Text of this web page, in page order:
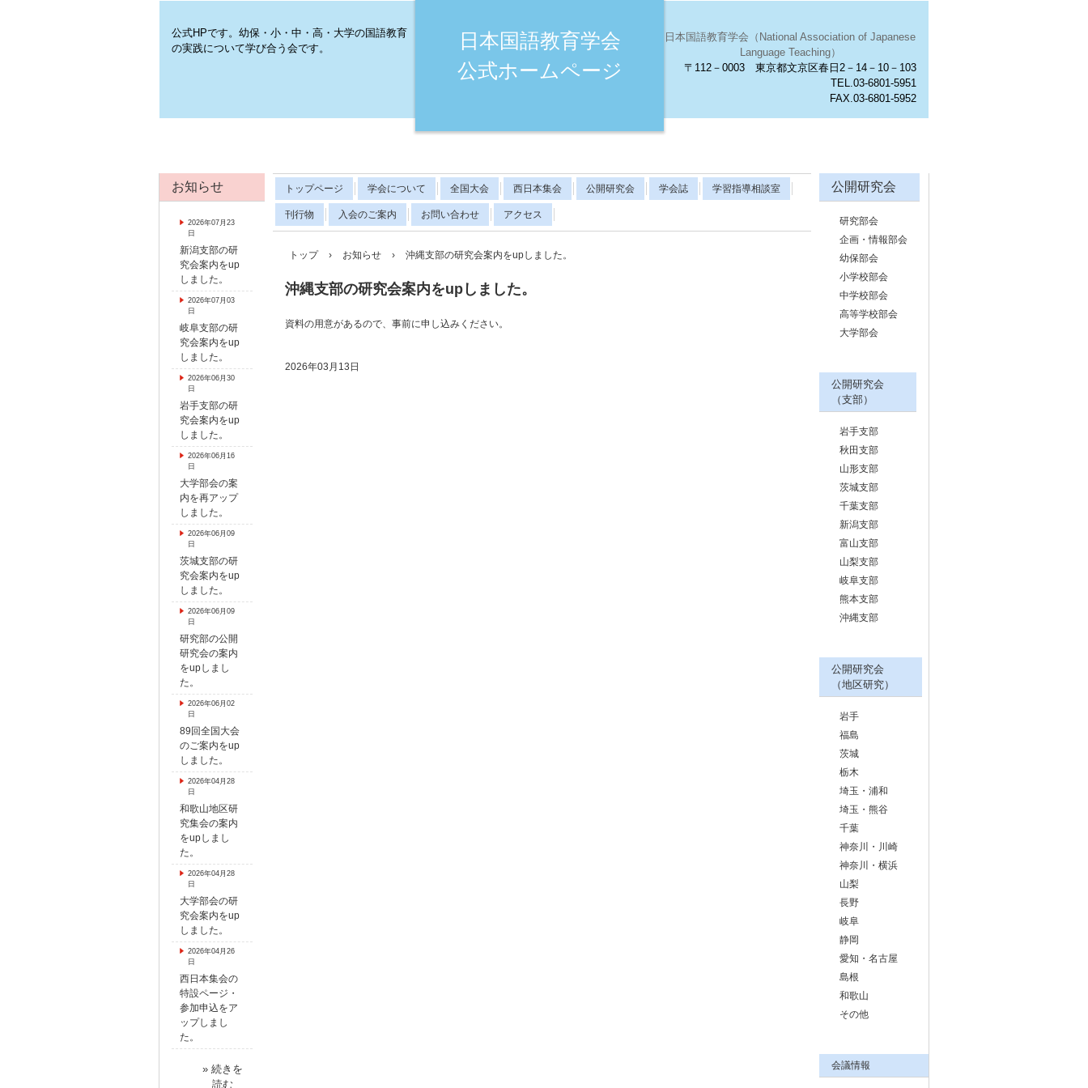
日本国語教育学会
公式ホームページ
公式HPです。幼保・小・中・高・大学の国語教育
の実践について学び合う会です。
日本国語教育学会（National Association of Japanese
Language Teaching）
〒112－0003 東京都文京区春日2－14－10－103
TEL.03-6801-5951
FAX.03-6801-5952
トップページ 学会について 全国大会 西日本集会 公開研究会 学会誌 学習指導相談室
刊行物 入会のご案内 お問い合わせ アクセス
トップ › お知らせ › 沖縄支部の研究会案内をupしました。
沖縄支部の研究会案内をupしました。
資料の用意があるので、事前に申し込みください。
2026年03月13日
お知らせ
2026年07月23
日
新潟支部の研
究会案内をup
しました。
2026年07月03
日
岐阜支部の研
究会案内をup
しました。
2026年06月30
日
岩手支部の研
究会案内をup
しました。
2026年06月16
日
大学部会の案
内を再アップ
しました。
2026年06月09
日
茨城支部の研
究会案内をup
しました。
2026年06月09
日
研究部の公開
研究会の案内
をupしまし
た。
2026年06月02
日
89回全国大会
のご案内をup
しました。
2026年04月28
日
和歌山地区研
究集会の案内
をupしまし
た。
2026年04月28
日
大学部会の研
究会案内をup
しました。
2026年04月26
日
西日本集会の
特設ページ・
参加申込をア
ップしまし
た。
» 続きを
読む
公開研究会
研究部会
企画・情報部会
幼保部会
小学校部会
中学校部会
高等学校部会
大学部会
公開研究会
（支部）
岩手支部
秋田支部
山形支部
茨城支部
千葉支部
新潟支部
富山支部
山梨支部
岐阜支部
熊本支部
沖縄支部
公開研究会
（地区研究）
岩手
福島
茨城
栃木
埼玉・浦和
埼玉・熊谷
千葉
神奈川・川崎
神奈川・横浜
山梨
長野
岐阜
静岡
愛知・名古屋
島根
和歌山
その他
会議情報